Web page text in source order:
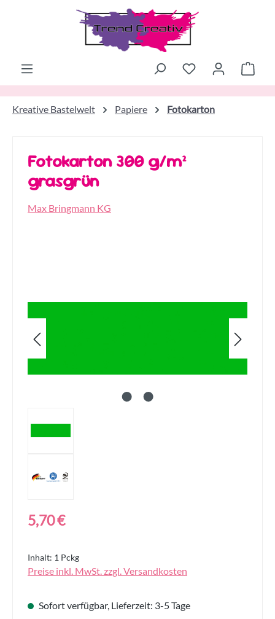
Zum Hauptinhalt springen
Kreative Bastelwelt Papiere Fotokarton
Fotokarton 300 g/m²
grasgrün
Max Bringmann KG
Regulärer Preis:
5,70 €
Inhalt: 1 Pckg
Preise inkl. MwSt. zzgl. Versandkosten
Sofort verfügbar, Lieferzeit: 3-5 Tage